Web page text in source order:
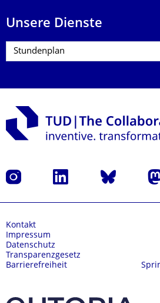
Unsere Dienste
Instagram LinkedIn Bluesky
Kontakt
Impressum
Datenschutz
Transparenzgesetz
Barrierefreiheit